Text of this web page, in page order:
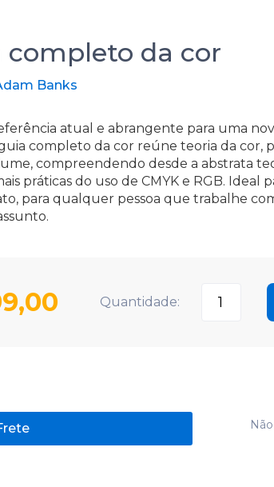
completo da cor
Banks
atual e abrangente para uma
completo da cor reúne teoria da cor,
compreendendo desde a abstrata
práticas do uso de CMYK e RGB. Ideal
para qualquer pessoa que trabalhe
Quantidade: